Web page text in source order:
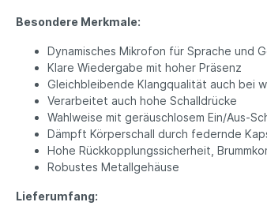
Besondere Merkmale:
Dynamisches Mikrofon für Sprache und
Klare Wiedergabe mit hoher Präsenz
Gleichbleibende Klang­qualität auch bei
Verarbeitet auch hohe Schall­drücke
Wahlweise mit geräusch­losem Ein/Aus-
Dämpft Körperschall durch federnde
Hohe Rückkopplungssicherheit,
Robustes Metallgehäuse
Lieferumfang: